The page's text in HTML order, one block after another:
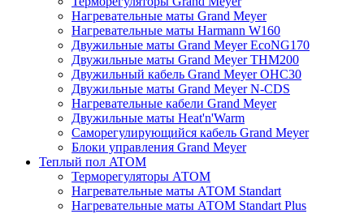
Нагревательные маты Grand Meyer
Нагревательные маты Harmann W160
Двужильные маты Grand Meyer EcoNG170
Двужильные маты Grand Meyer THM200
Двужильный кабель Grand Meyer OHC30
Двужильные маты Grand Meyer N-CDS
Нагревательные кабели Grand Meyer
Двужильные маты Heat'n'Warm
Саморегулирующийся кабель Grand Meyer
Блоки управления Grand Meyer
Теплый пол ATOM
Терморегуляторы АТОМ
Нагревательные маты АТОМ Standart
Нагревательные маты АТОМ Standart Plus